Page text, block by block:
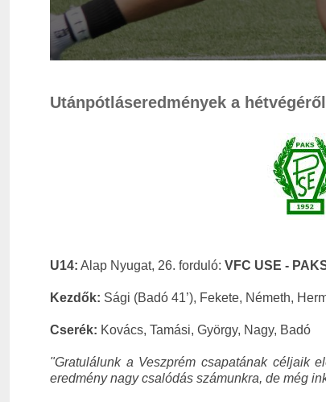
Utánpótláseredmények a
U14: Alap Nyugat, 26. forduló: VFC USE -
Kezdők: Sági (Badó 41’), Fekete, Németh,
Cserék: Kovács, Tamási, György, Nagy, Badó
"Gratulálunk a Veszprém csapatának céljaik
eredmény nagy csalódás számunkra, de még